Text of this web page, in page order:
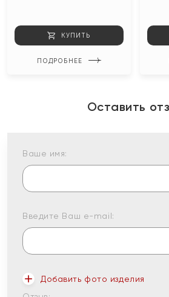
КУПИТЬ
ПОДРОБНЕЕ
Оставить
Ваше имя:
Введите Ваш e-mail:
Добавить фото изделия